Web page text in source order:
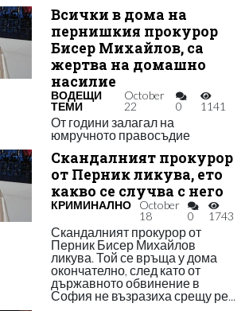
Всички в дома на
пернишкия прокурор
Бисер Михайлов, са
жертва на домашно
насилие
ВОДЕЩИ
ТЕМИ
October
22
0 1141
От години залагал на
юмручното правосъдие
Скандалният прокурор
от Перник ликува, ето
какво се случва с него
КРИМИНАЛНО
October
18
0 1743
Скандалният прокурор от
Перник Бисер Михайлов
ликува. Той се връща у дома
окончателно, след като от
държавното обвинение в
София не възразиха срещу ре...